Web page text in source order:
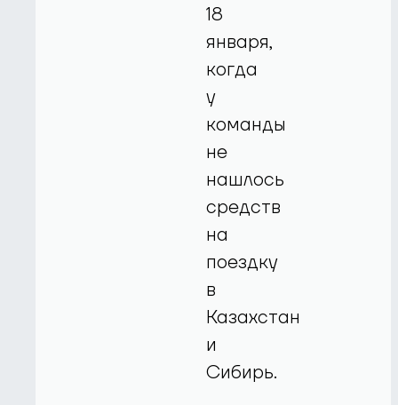
18
января,
когда
у
команды
не
нашлось
средств
на
поездку
в
Казахстан
и
Сибирь.